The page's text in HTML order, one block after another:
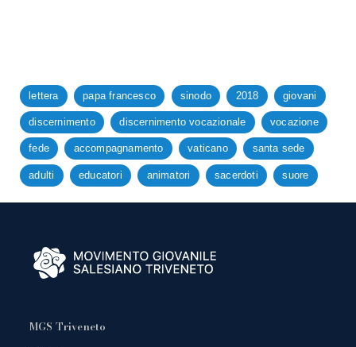
lettera papa francesco sinodo 2018 giovani
discernimento discernimento vocazionale vocazione
fede accompagnamento vaticano santa sede
adulti educatori animatori sacerdoti suore
MGS Triveneto